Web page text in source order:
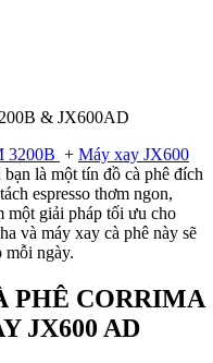
& JX600AD
3200B + Máy xay JX600
là một tín đồ cà phê đích
espresso thơm ngon,
một giải pháp tối ưu cho
và máy xay cà phê này sẽ
mỗi ngày.
PHÊ CORRIMA
JX600 AD